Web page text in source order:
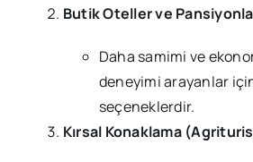
Butik Oteller ve
Daha samimi ve
deneyimi arayanlar
seçeneklerdir.
Kırsal Konaklama